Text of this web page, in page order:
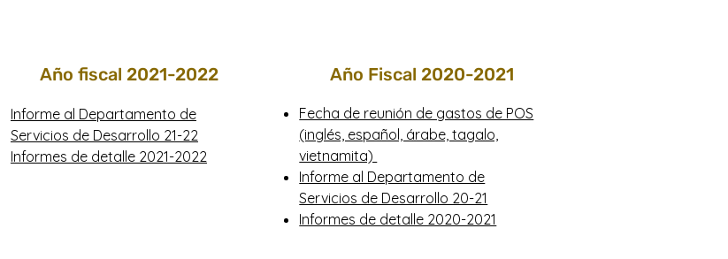
Año fiscal 2021-2022
Informe al Departamento de
Servicios de Desarrollo 21-22
Informes de detalle 2021-2022
Año Fiscal 2020-2021
Fecha de reunión de gastos de POS
(inglés, español, árabe, tagalo,
vietnamita)
Informe al Departamento de
Servicios de Desarrollo 20-21
Informes de detalle 2020-2021